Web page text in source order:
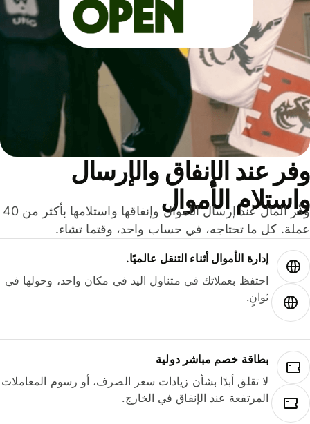
عند الإنفاق والإرسال
الأموال
وفّر المال عند إرسال الأموال وإنفاقها واستلامها بأكثر من 40
كل ما تحتاجه، في حساب واحد، وقتما تشاء.
إدارة الأموال أثناء التنقل عالميًا.
احتفظ بعملاتك في متناول اليد في مكان واحد، وحولها في
ثوانٍ.
بطاقة خصم مباشر دولية
لا تقلق أبدًا بشأن زيادات سعر الصرف، أو رسوم المعاملات
المرتفعة عند الإنفاق في الخارج.